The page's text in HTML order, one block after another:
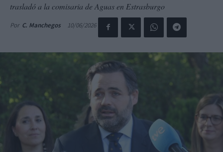
trasladó a la comisaria de Aguas en Estrasburgo
Por C. Manchegos 10/06/2026